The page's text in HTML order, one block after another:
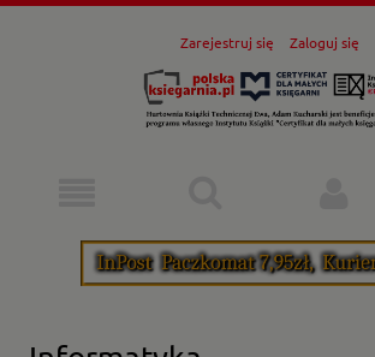
Zarejestruj się Zaloguj się